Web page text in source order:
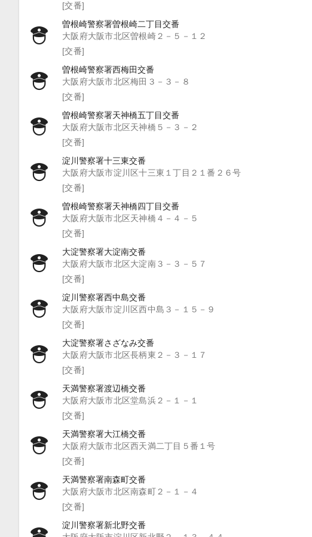
[交番]
曽根崎警察署曽根崎二丁目交番
大阪府大阪市北区曽根崎２－５－１２
[交番]
曽根崎警察署西梅田交番
大阪府大阪市北区梅田３－３－８
[交番]
曽根崎警察署天神橋五丁目交番
大阪府大阪市北区天神橋５－３－２
[交番]
淀川警察署十三東交番
大阪府大阪市淀川区十三東１丁目２１番２６号
[交番]
曽根崎警察署天神橋四丁目交番
大阪府大阪市北区天神橋４－４－５
[交番]
大淀警察署大淀南交番
大阪府大阪市北区大淀南３－３－５７
[交番]
淀川警察署西中島交番
大阪府大阪市淀川区西中島３－１５－９
[交番]
大淀警察署さざなみ交番
大阪府大阪市北区長柄東２－３－１７
[交番]
天満警察署渡辺橋交番
大阪府大阪市北区堂島浜２－１－１
[交番]
天満警察署大江橋交番
大阪府大阪市北区西天満二丁目５番１号
[交番]
天満警察署南森町交番
大阪府大阪市北区南森町２－１－４
[交番]
淀川警察署新北野交番